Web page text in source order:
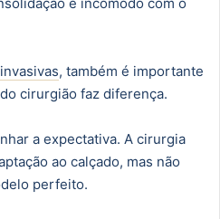
, também é importante
cirurgião faz diferença.
a expectativa. A cirurgia
ao calçado, mas não
perfeito.